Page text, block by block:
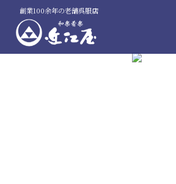
創業100余年の老舗呉服店